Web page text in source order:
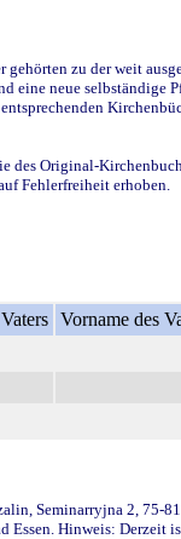
zu der weit
eine neue selbständige
Original-
Fehlerfreiheit erhoben.
Vorname des
Seminarryjna 2, 75-
Hinweis: Derzeit